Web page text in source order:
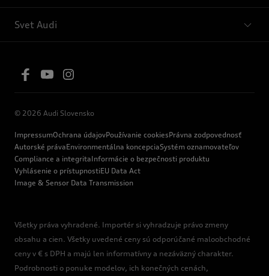
Svet Audi
© 2026 Audi Slovensko
ImpressumOchrana údajovPoužívanie cookiesPrávna zodpovednosť
Autorské právaEnvironmentálna koncepciaSystém oznamovateľov
Compliance a integritaInformácie o bezpečnosti produktu
Vyhlásenie o prístupnostiEU Data Act
Image & Sensor Data Transmission
Všetky práva vyhradené. Importér si vyhradzuje právo zmeny
obsahu a cien. Všetky uvedené ceny sú odporúčané maloobchodné
ceny v € s DPH a majú len informatívny a nezáväzný charakter.
Podrobnosti o ponuke modelov, ich konečných cenách,